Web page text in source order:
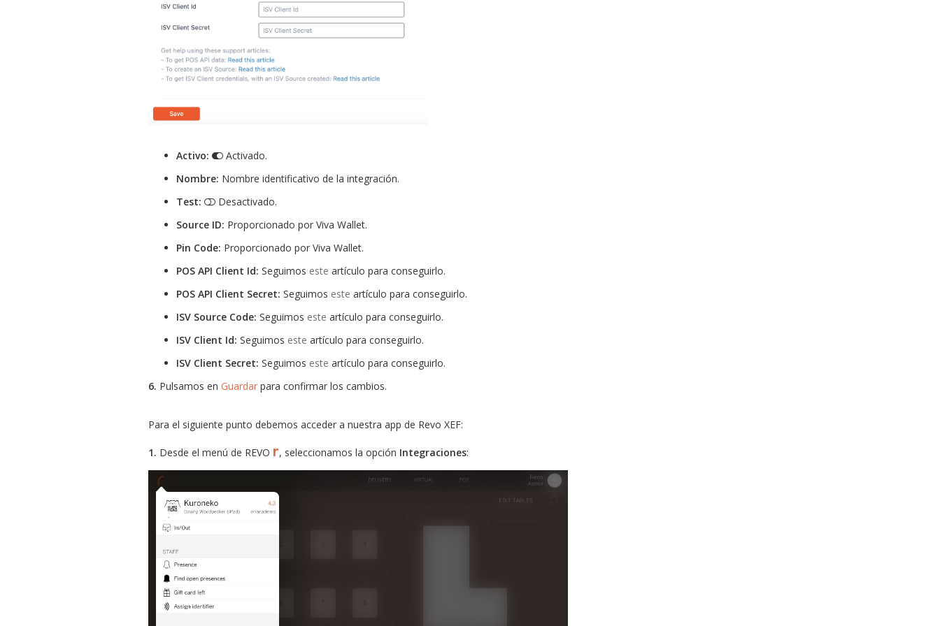
Activo:
Activado.
Nombre: Nombre identificativo de la integración.
Test:
Desactivado.
Source ID: Proporcionado por Viva Wallet.
Pin Code: Proporcionado por Viva Wallet.
POS API Client Id: Seguimos este artículo para conseguirlo.
POS API Client Secret: Seguimos este artículo para conseguirlo.
ISV Source Code: Seguimos este artículo para conseguirlo.
ISV Client Id: Seguimos este artículo para conseguirlo.
ISV Client Secret: Seguimos este artículo para conseguirlo.
6. Pulsamos en Guardar para confirmar los cambios.
Para el siguiente punto debemos acceder a nuestra app de Revo XEF:
1. Desde el menú de REVO r, seleccionamos la opción Integraciones: